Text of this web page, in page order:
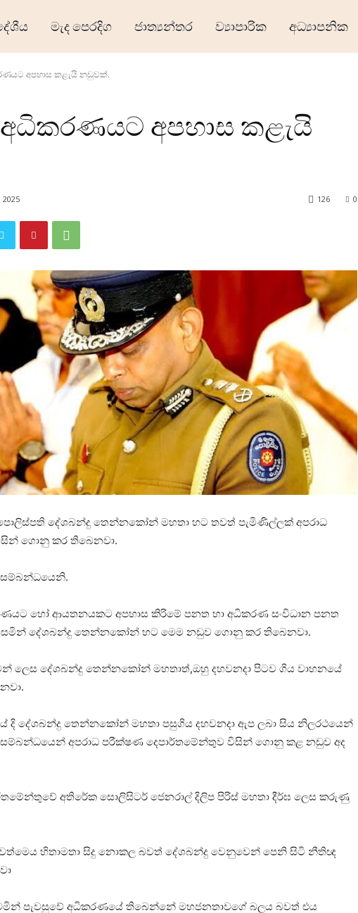
මැද පෙරදිග ජාත්‍යන්තර ව්‍යාපාරික අධ්‍යාපනික
අපහාස කළැයි නඩුවක්.
අපහාස කළැයි
2025 0
126
දේශබන්දු තෙන්නකෝන් මහතා හට තවත් පැමිණිල්ලක් අපරාධ
ගොනු කර තිබෙනවා.
හෝ ආයතනයකට අපහාස කිරිමේ පනත හා අධිකරණ සංවිධාන පනත
දේශබන්දු තෙන්නකෝන් හට මෙම නඩුව ගොනු කර තිබෙනවා.
ලෙස දේශබන්දු තෙන්නකෝන් මහතාත්,ඔහු දහවනදා පිටව ගිය වාහනයේ
දි දේශබන්දු තෙන්නකෝන් මහතා පසුගිය දහවනදා ඇප ලබා සිය නිලරථයෙන්
අපරාධ පරීක්ෂණ දෙපාර්තමේන්තුව විසින් ගොනු කළ නඩුව අද
අතිරේක සොලිසිටර් ජෙනරාල් දිලිප පිරිස් මහතා දීර්ඝ ලෙස කරුණු
හිතාමතා සිදු නොකල බවත් දේශබන්දු වෙනුවෙන් පෙනි සිටි නීතිඥ
පැවසුවේ අධිකරණයේ තිබෙන්නේ මහජනතාවගේ බලය බවත් එය